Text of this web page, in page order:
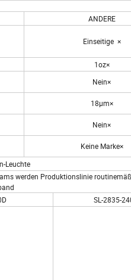
ANDERE
Einseitige ×
1oz×
Nein×
18µm×
Nein×
Keine Marke×
Leuchte
werden Produktionslinie
SL-2835-